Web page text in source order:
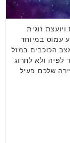
זוגית
עמוס במיוחד
הכוכבים במזל
ולא לחרוג
בית הקריירה שלכם פעיל